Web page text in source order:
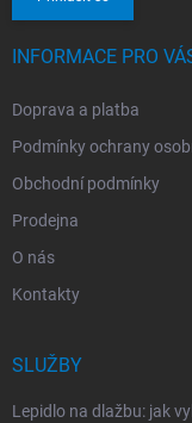
INFORMACE PRO
Doprava a platba
Podmínky ochrany
Obchodní podmínky
Prodejna
O nás
Kontakty
SLUŽBY
Lepidlo na dlažbu: jak